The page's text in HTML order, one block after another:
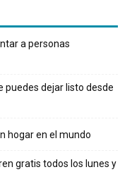
a personas
puedes dejar listo desde
hogar en el mundo
gratis todos los lunes y